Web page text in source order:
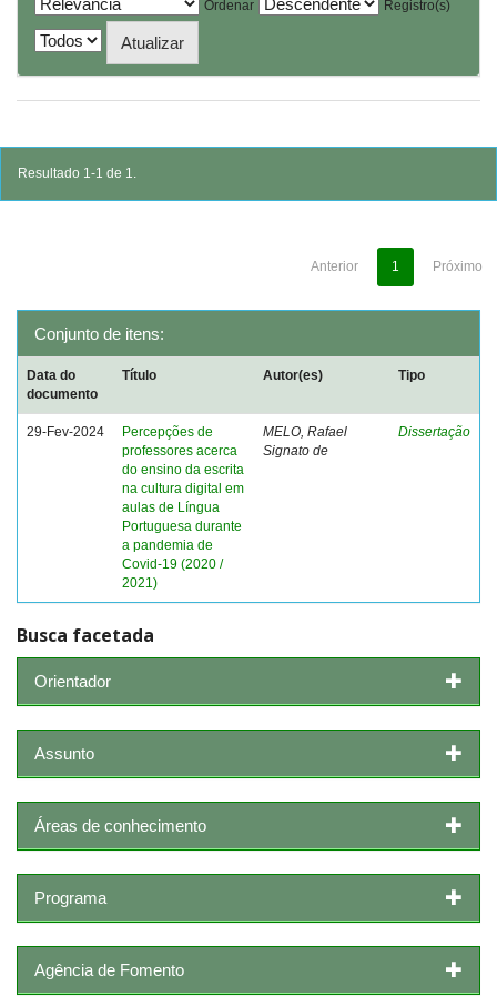
Ordenar
Registro(s)
Resultado 1-1 de 1.
Anterior 1 Próximo
Conjunto de itens:
Data do
documento
Título Autor(es) Tipo
29-Fev-2024
Percepções de
professores acerca
do ensino da escrita
na cultura digital em
aulas de Língua
Portuguesa durante
a pandemia de
Covid-19 (2020 /
2021)
MELO, Rafael
Signato de
Dissertação
Busca facetada
Orientador
Assunto
Áreas de conhecimento
Programa
Agência de Fomento